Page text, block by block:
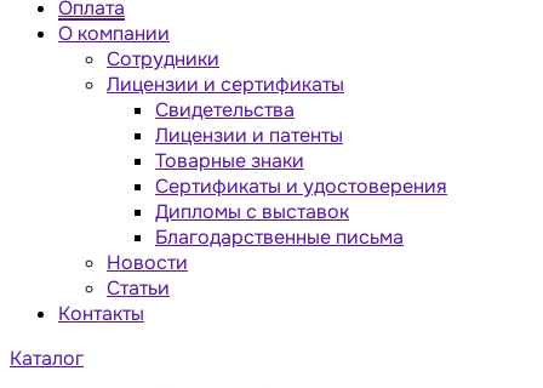
Оплата
О компании
Сотрудники
Лицензии и сертификаты
Свидетельства
Лицензии и патенты
Товарные знаки
Сертификаты и удостоверения
Дипломы с выставок
Благодарственные письма
Новости
Статьи
Контакты
Каталог